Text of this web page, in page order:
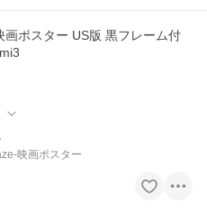
画ポスター US版 黒フレーム付
映画ポスター